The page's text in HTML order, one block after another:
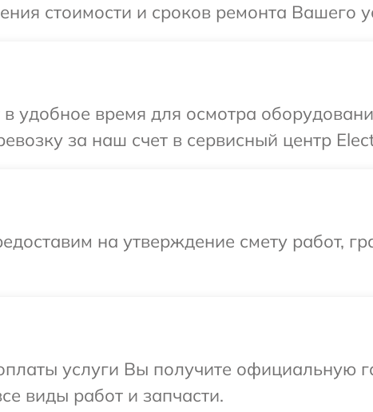
стоимости и сроков ремонта Вашего
в удобное время для осмотра
за наш счет в сервисный центр
на утверждение смету работ,
услуги Вы получите официальную
виды работ и запчасти.